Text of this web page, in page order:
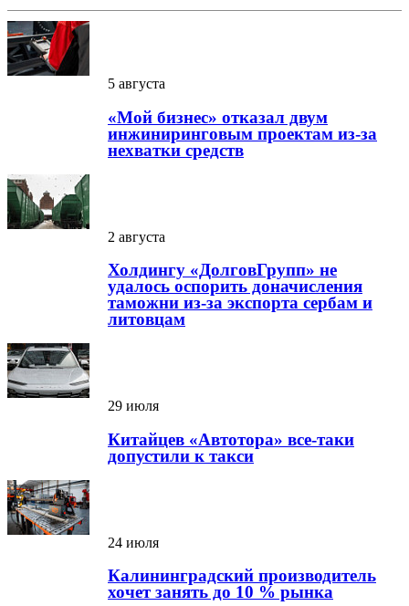
5 августа
«Мой бизнес» отказал двум
инжиниринговым проектам из-за
нехватки средств
2 августа
Холдингу «ДолговГрупп» не
удалось оспорить доначисления
таможни из-за экспорта сербам и
литовцам
29 июля
Китайцев «Автотора» все-таки
допустили к такси
24 июля
Калининградский производитель
хочет занять до 10 % рынка